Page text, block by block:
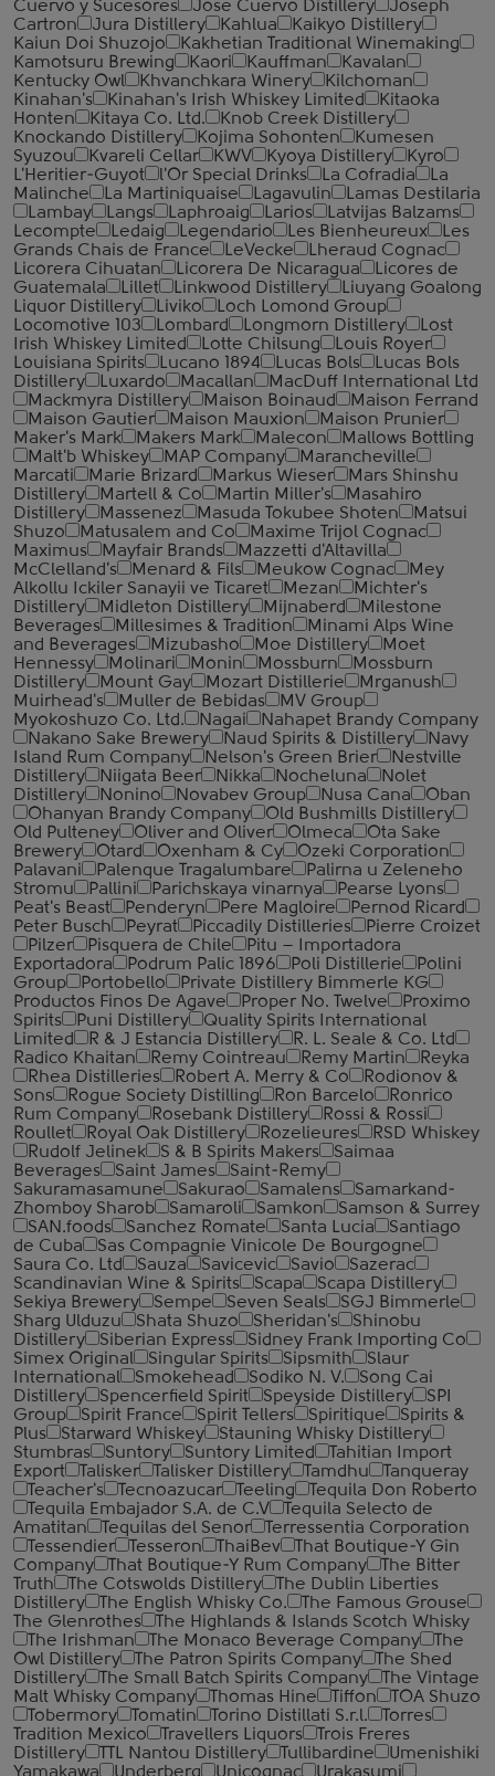
Cuervo y Sucesores
Jose Cuervo Distillery
Joseph
Cartron
Jura Distillery Kahlua
Kaikyo Distillery
Kaiun Doi Shuzojo
Kakhetian Traditional Winemaking
Kamotsuru Brewing
Kaori Kauffman
Kavalan
Kentucky Owl
Khvanchkara Winery
Kilchoman
Kinahan's
Kinahan's Irish Whiskey Limited
Kitaoka
Honten
Kitaya Co. Ltd.
Knob Creek Distillery
Knockando Distillery
Kojima Sohonten
Kumesen
Syuzou
Kvareli Cellar KWV Kyoya Distillery
Kyro
L'Heritier-Guyot
l'Or Special Drinks La Cofradia
La
Malinche
La Martiniquaise Lagavulin
Lamas Destilaria
Lambay
Langs Laphroaig Larios
Latvijas Balzams
Lecompte
Ledaig Legendario Les Bienheureux
Les
Grands Chais de France
LeVecke
Lheraud Cognac
Licorera Cihuatan
Licorera De Nicaragua
Licores de
Guatemala
Lillet Linkwood Distillery
Liuyang Goalong
Liquor Distillery
Liviko
Loch Lomond Group
Locomotive 103
Lombard Longmorn Distillery
Lost
Irish Whiskey Limited
Lotte Chilsung
Louis Royer
Louisiana Spirits
Lucano 1894 Lucas Bols
Lucas Bols
Distillery
Luxardo Macallan
MacDuff International Ltd
Mackmyra Distillery
Maison Boinaud
Maison Ferrand
Maison Gautier
Maison Mauxion
Maison Prunier
Maker's Mark
Makers Mark Malecon
Mallows Bottling
Malt'b Whiskey
MAP Company
Marancheville
Marcati
Marie Brizard Markus Wieser
Mars Shinshu
Distillery
Martell & Co Martin Miller's
Masahiro
Distillery
Massenez Masuda Tokubee Shoten
Matsui
Shuzo
Matusalem and Co
Maxime Trijol Cognac
Maximus
Mayfair Brands
Mazzetti d'Altavilla
McClelland's
Menard & Fils Meukow Cognac
Mey
Alkollu Ickiler Sanayii ve Ticaret
Mezan
Michter's
Distillery
Midleton Distillery Mijnaberd
Milestone
Beverages
Millesimes & Tradition
Minami Alps Wine
and Beverages
Mizubasho Moe Distillery
Moet
Hennessy
Molinari Monin Mossburn
Mossburn
Distillery
Mount Gay Mozart Distillerie
Mrganush
Muirhead's
Muller de Bebidas
MV Group
Myokoshuzo Co. Ltd.
Nagai
Nahapet Brandy Company
Nakano Sake Brewery
Naud Spirits & Distillery
Navy
Island Rum Company
Nelson's Green Brier
Nestville
Distillery
Niigata Beer Nikka Nocheluna
Nolet
Distillery
Nonino Novabev Group Nusa Cana
Oban
Ohanyan Brandy Company
Old Bushmills Distillery
Old Pulteney
Oliver and Oliver Olmeca
Ota Sake
Brewery
Otard Oxenham & Cy
Ozeki Corporation
Palavani
Palenque Tragalumbare
Palirna u Zeleneho
Stromu
Pallini Parichskaya vinarnya
Pearse Lyons
Peat's Beast
Penderyn Pere Magloire
Pernod Ricard
Peter Busch
Peyrat Piccadily Distilleries
Pierre Croizet
Pilzer
Pisquera de Chile
Pitu – Importadora
Exportadora
Podrum Palic 1896 Poli Distillerie
Polini
Group
Portobello
Private Distillery Bimmerle KG
Productos Finos De Agave
Proper No. Twelve
Proximo
Spirits
Puni Distillery
Quality Spirits International
Limited
R & J Estancia Distillery
R. L. Seale & Co. Ltd
Radico Khaitan
Remy Cointreau Remy Martin
Reyka
Rhea Distilleries
Robert A. Merry & Co
Rodionov &
Sons
Rogue Society Distilling Ron Barcelo
Ronrico
Rum Company
Rosebank Distillery
Rossi & Rossi
Roullet
Royal Oak Distillery Rozelieures
RSD Whiskey
Rudolf Jelinek
S & B Spirits Makers
Saimaa
Beverages
Saint James
Saint-Remy
Sakuramasamune
Sakurao Samalens
Samarkand-
Zhomboy Sharob
Samaroli Samkon
Samson & Surrey
SAN.foods
Sanchez Romate Santa Lucia
Santiago
de Cuba
Sas Compagnie Vinicole De Bourgogne
Saura Co. Ltd
Sauza Savicevic Savio
Sazerac
Scandinavian Wine & Spirits
Scapa
Scapa Distillery
Sekiya Brewery
Sempe Seven Seals
SGJ Bimmerle
Sharg Ulduzu
Shata Shuzo Sheridan's
Shinobu
Distillery
Siberian Express
Sidney Frank Importing Co
Simex Original
Singular Spirits Sipsmith
Slaur
International
Smokehead Sodiko N. V.
Song Cai
Distillery
Spencerfield Spirit Speyside Distillery
SPI
Group
Spirit France Spirit Tellers Spiritique
Spirits &
Plus
Starward Whiskey
Stauning Whisky Distillery
Stumbras
Suntory Suntory Limited
Tahitian Import
Export
Talisker Talisker Distillery Tamdhu
Tanqueray
Teacher's
Tecnoazucar Teeling
Tequila Don Roberto
Tequila Embajador S.A. de C.V
Tequila Selecto de
Amatitan
Tequilas del Senor
Terressentia Corporation
Tessendier
Tesseron ThaiBev
That Boutique-Y Gin
Company
That Boutique-Y Rum Company
The Bitter
Truth
The Cotswolds Distillery
The Dublin Liberties
Distillery
The English Whisky Co.
The Famous Grouse
The Glenrothes
The Highlands & Islands Scotch Whisky
The Irishman
The Monaco Beverage Company
The
Owl Distillery
The Patron Spirits Company
The Shed
Distillery
The Small Batch Spirits Company
The Vintage
Malt Whisky Company
Thomas Hine Tiffon
TOA Shuzo
Tobermory
Tomatin Torino Distillati S.r.l.
Torres
Tradition Mexico
Travellers Liquors
Trois Freres
Distillery
TTL Nantou Distillery Tullibardine
Umenishiki